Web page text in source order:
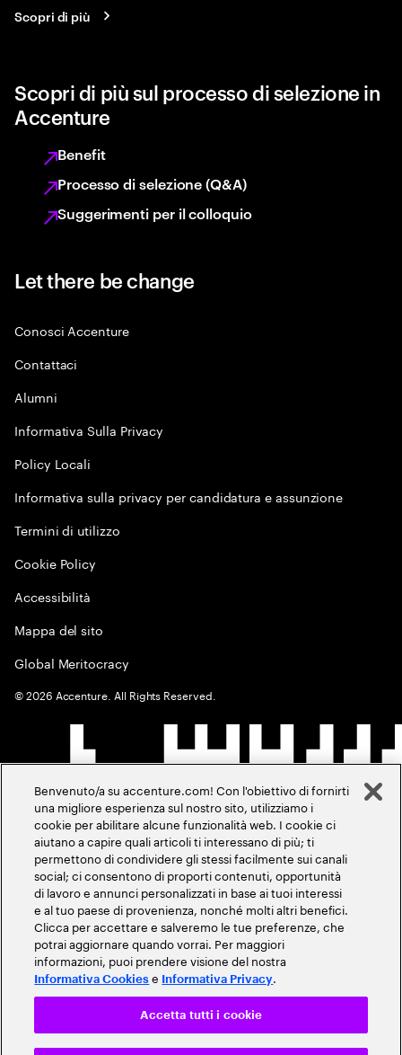
Scopri di più
Scopri di più sul processo di selezione in
Accenture
Benefit
Processo di selezione (Q&A)
Suggerimenti per il colloquio
Let there be change
Conosci Accenture
Contattaci
Alumni
Informativa Sulla Privacy
Policy Locali
Informativa sulla privacy per candidatura e assunzione
Termini di utilizzo
Cookie Policy
Accessibilità
Mappa del sito
Global Meritocracy
©2026 Accenture. All Rights Reserved.
Benvenuto/a su accenture.com! Con l'obiettivo di fornirti
una migliore esperienza sul nostro sito, utilizziamo i
cookie per abilitare alcune funzionalità web. I cookie ci
aiutano a capire quali articoli ti interessano di più; ti
permettono di condividere gli stessi facilmente sui canali
social; ci consentono di proporti contenuti, opportunità
di lavoro e annunci personalizzati in base ai tuoi interessi
e al tuo paese di provenienza, nonché molti altri benefici.
Clicca per accettare e salveremo le tue preferenze, che
potrai aggiornare quando vorrai. Per maggiori
informazioni, puoi prendere visione del nostra
Informativa Cookies e Informativa Privacy.
Accetta tutti i cookie